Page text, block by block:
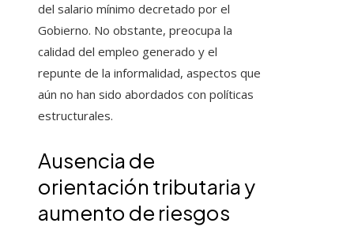
del salario mínimo decretado por el
Gobierno. No obstante, preocupa la
calidad del empleo generado y el
repunte de la informalidad, aspectos que
aún no han sido abordados con políticas
estructurales.
Ausencia de
orientación tributaria y
aumento de riesgos